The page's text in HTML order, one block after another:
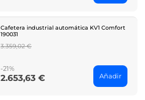
Cafetera industrial automática KV1 Comfort
190031
Regular
3.359,02 €
-21%
Price
2.653,63 € Añadir